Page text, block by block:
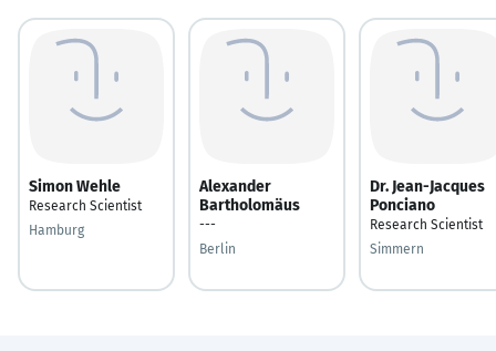
Simon Wehle
Research Scientist
Hamburg
Alexander
Bartholomäus
---
Berlin
Dr. Jean-Jacques
Ponciano
Research Scientist
Simmern